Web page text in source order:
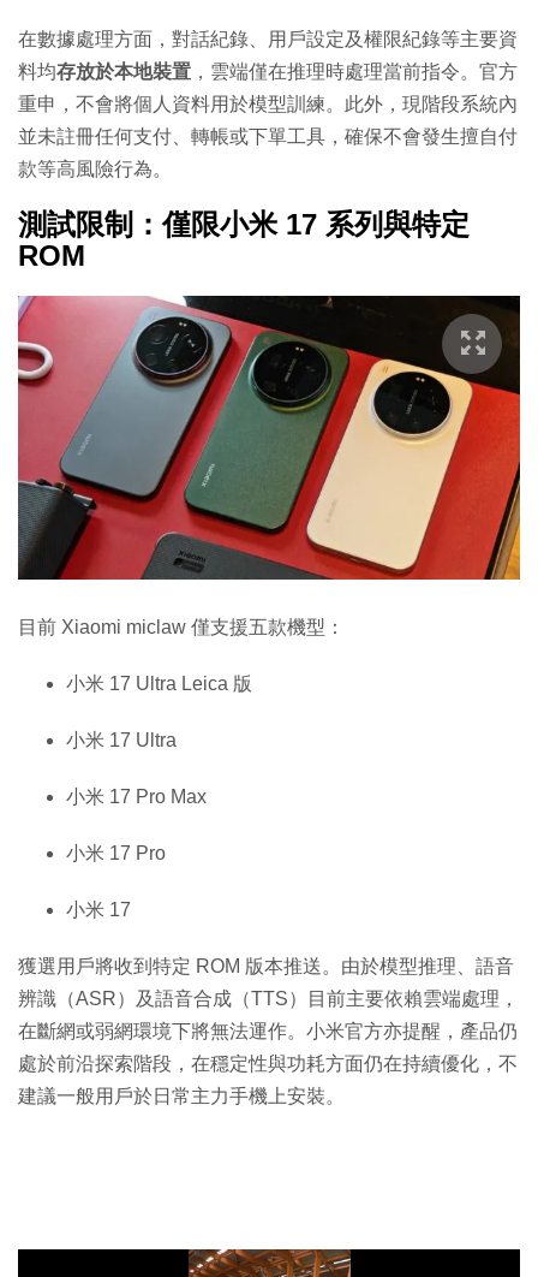
在數據處理方面，對話紀錄、用戶設定及權限紀錄等主要資
料均存放於本地裝置 ，雲端僅在推理時處理當前指令。官方
重申，不會將個人資料用於模型訓練。此外，現階段系統內
並未註冊任何支付、轉帳或下單工具，確保不會發生擅自付
款等高風險行為。
測試限制：僅限小米 17 系列與特定
ROM
目前 Xiaomi miclaw 僅支援五款機型：
小米 17 Ultra Leica 版
小米 17 Ultra
小米 17 Pro Max
小米 17 Pro
小米 17
獲選用戶將收到特定 ROM 版本推送。由於模型推理、語音
辨識（ASR）及語音合成（TTS）目前主要依賴雲端處理，
在斷網或弱網環境下將無法運作。小米官方亦提醒，產品仍
處於前沿探索階段，在穩定性與功耗方面仍在持續優化，不
建議一般用戶於日常主力手機上安裝。